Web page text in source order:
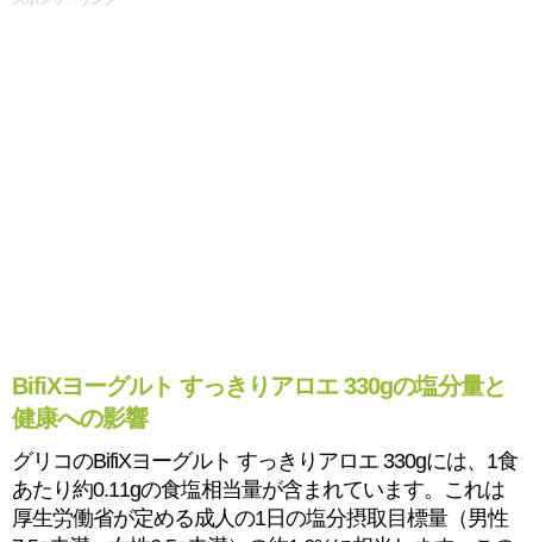
BifiXヨーグルト すっきりアロエ 330gの塩分量と
健康への影響
グリコのBifiXヨーグルト すっきりアロエ 330gには、1食
あたり約0.11gの食塩相当量が含まれています。これは
厚生労働省が定める成人の1日の塩分摂取目標量（男性